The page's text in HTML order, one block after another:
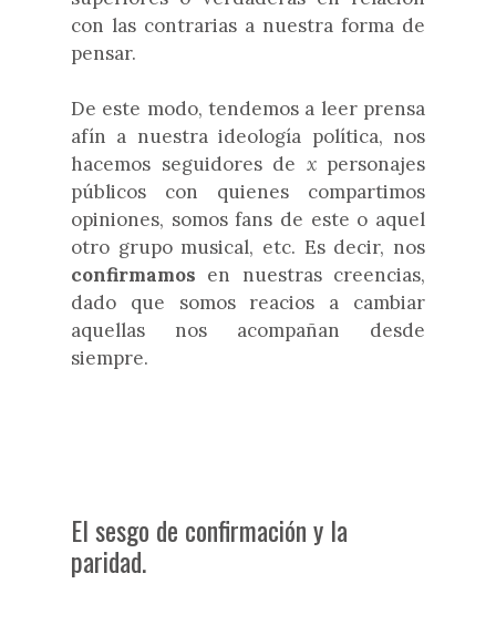
con las contrarias a nuestra forma de
pensar.
De este modo, tendemos a leer prensa
afín a nuestra ideología política, nos
hacemos seguidores de xpersonajes
públicos con quienes compartimos
opiniones, somos fans de este o aquel
otro grupo musical, etc. Es decir, nos
confirmamos en nuestras creencias,
dado que somos reacios a cambiar
aquellas nos acompañan desde
siempre.
El sesgo de confirmación y la
paridad.